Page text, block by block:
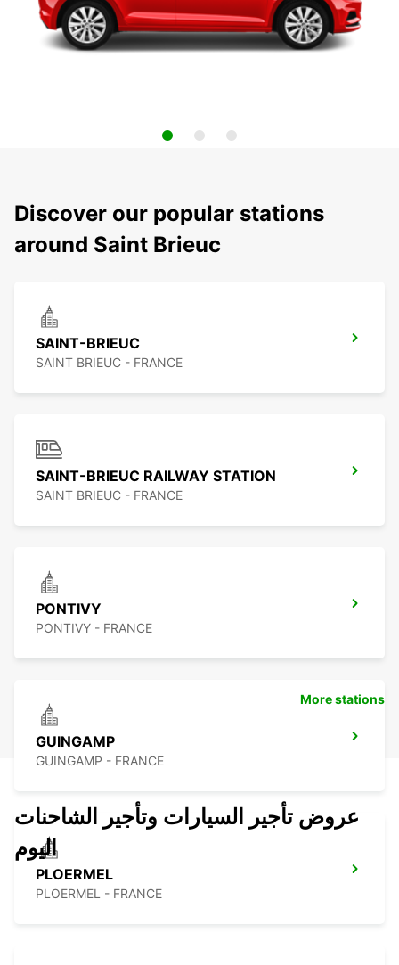
Discover our popular stations
around Saint Brieuc
SAINT-BRIEUC
SAINT BRIEUC - FRANCE
SAINT-BRIEUC RAILWAY STATION
SAINT BRIEUC - FRANCE
PONTIVY
PONTIVY - FRANCE
GUINGAMP
GUINGAMP - FRANCE
PLOERMEL
PLOERMEL - FRANCE
More stations
عروض تأجير السيارات وتأجير الشاحنات
اليوم